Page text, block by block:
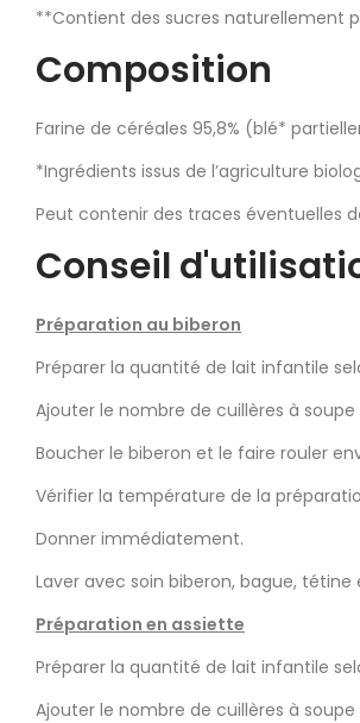
**Contient des sucres naturellement
Composition
Farine de céréales 95,8% (blé*
*Ingrédients issus de l’agriculture
Peut contenir des traces éventuelles
Conseil
Préparation au biberon
Préparer la quantité de lait infantile
Ajouter le nombre de cuillères à
Boucher le biberon et le faire rouler
Vérifier la température de la
Donner immédiatement.
Laver avec soin biberon, bague,
Préparation en assiette
Préparer la quantité de lait infantile
Ajouter le nombre de cuillères à